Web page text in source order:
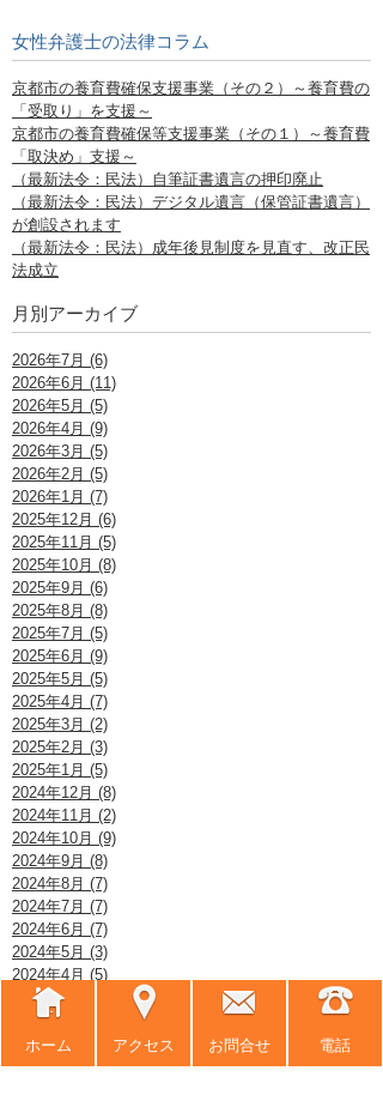
女性弁護士の法律コラム
京都市の養育費確保支援事業（その２）～養育費の
「受取り」を支援～
京都市の養育費確保等支援事業（その１）～養育費
「取決め」支援～
（最新法令：民法）自筆証書遺言の押印廃止
（最新法令：民法）デジタル遺言（保管証書遺言）
が創設されます
（最新法令：民法）成年後見制度を見直す、改正民
法成立
月別アーカイブ
2026年7月 (6)
2026年6月 (11)
2026年5月 (5)
2026年4月 (9)
2026年3月 (5)
2026年2月 (5)
2026年1月 (7)
2025年12月 (6)
2025年11月 (5)
2025年10月 (8)
2025年9月 (6)
2025年8月 (8)
2025年7月 (5)
2025年6月 (9)
2025年5月 (5)
2025年4月 (7)
2025年3月 (2)
2025年2月 (3)
2025年1月 (5)
2024年12月 (8)
2024年11月 (2)
2024年10月 (9)
2024年9月 (8)
2024年8月 (7)
2024年7月 (7)
2024年6月 (7)
2024年5月 (3)
2024年4月 (5)
2024年3月 (9)
2024年2月 (2)
2024年1月 (4)
2023年12月 (6)
ホーム アクセス お問合せ 電話